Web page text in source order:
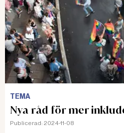
TEMA
Nya råd för mer
Publicerad: 2024-11-08